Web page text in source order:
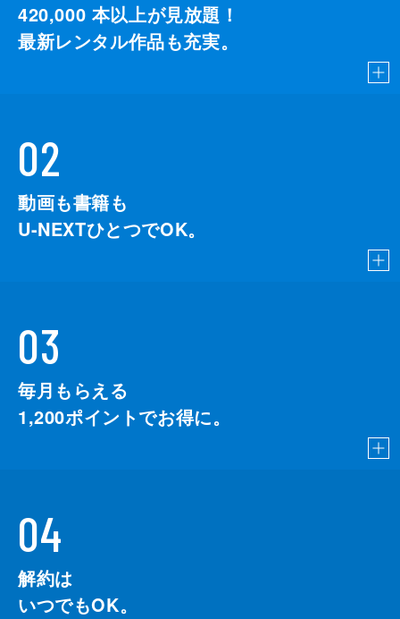
420,000 本以上が見放題！
最新レンタル作品も充実。
02
動画も書籍も
U-NEXTひとつでOK。
03
毎月もらえる
1,200ポイントでお得に。
04
解約は
いつでもOK。